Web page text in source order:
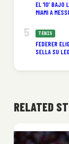
EL ’10’ BAJO
MIAMI A
TENIS
FEDERER
SELLA SU
RELATED